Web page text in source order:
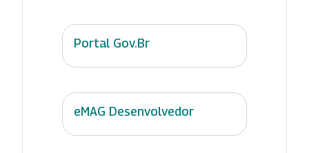
Portal Gov.Br
eMAG Desenvolvedor